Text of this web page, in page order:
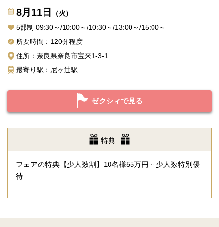
8月11日
（火）
5部制 09:30～/10:00～/10:30～/13:00～/15:00～
所要時間：120分程度
住所：奈良県奈良市宝来1-3-1
最寄り駅：尼ヶ辻駅
ゼクシィで見る
特典
フェアの特典【少人数割】10名様55万円～少人数特別優
待